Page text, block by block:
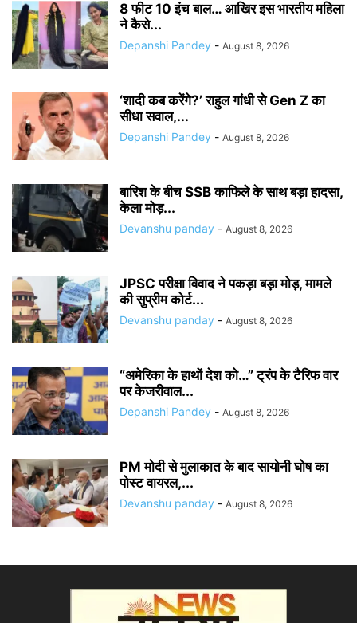
8 फीट 10 इंच बाल… आखिर इस भारतीय महिला
ने कैसे...
Depanshi Pandey - August 8, 2026
‘शादी कब करेंगे?’ राहुल गांधी से Gen Z का
सीधा सवाल,...
Depanshi Pandey - August 8, 2026
बारिश के बीच SSB काफिले के साथ बड़ा हादसा,
केला मोड़...
Devanshu panday - August 8, 2026
JPSC परीक्षा विवाद ने पकड़ा बड़ा मोड़, मामले
की सुप्रीम कोर्ट...
Devanshu panday - August 8, 2026
“अमेरिका के हाथों देश को…” ट्रंप के टैरिफ वार
पर केजरीवाल...
Depanshi Pandey - August 8, 2026
PM मोदी से मुलाकात के बाद सायोनी घोष का
पोस्ट वायरल,...
Devanshu panday - August 8, 2026